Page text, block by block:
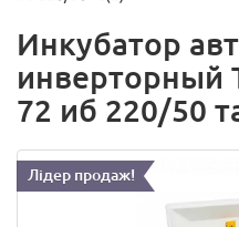
Инкубатор
инверторный
72 иб 220/50
Лідер продаж!